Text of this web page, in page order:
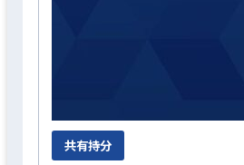
共有持分